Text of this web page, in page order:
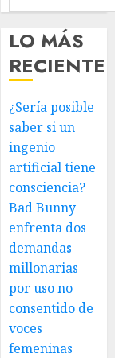
LO MÁS
RECIENTE
¿Sería posible
saber si un
ingenio
artificial tiene
consciencia?
Bad Bunny
enfrenta dos
demandas
millonarias
por uso no
consentido de
voces
femeninas